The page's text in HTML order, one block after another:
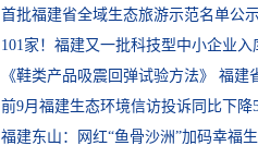
首批福建省全域生态旅游示范名单公
101家！福建又一批科技型中小企业入
《鞋类产品吸震回弹试验方法》 福建
前9月福建生态环境信访投诉同比下降
福建东山：网红“鱼骨沙洲”加码幸福